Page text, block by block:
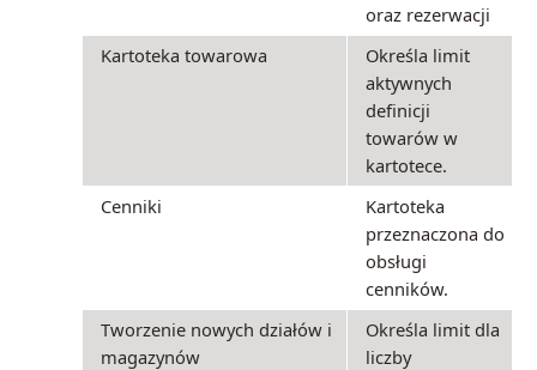
oraz rezerwacji
Kartoteka towarowa
Określa limit
aktywnych
definicji
towarów w
kartotece.
Cenniki
Kartoteka
przeznaczona do
obsługi
cenników.
Tworzenie nowych działów i
magazynów
Określa limit dla
liczby